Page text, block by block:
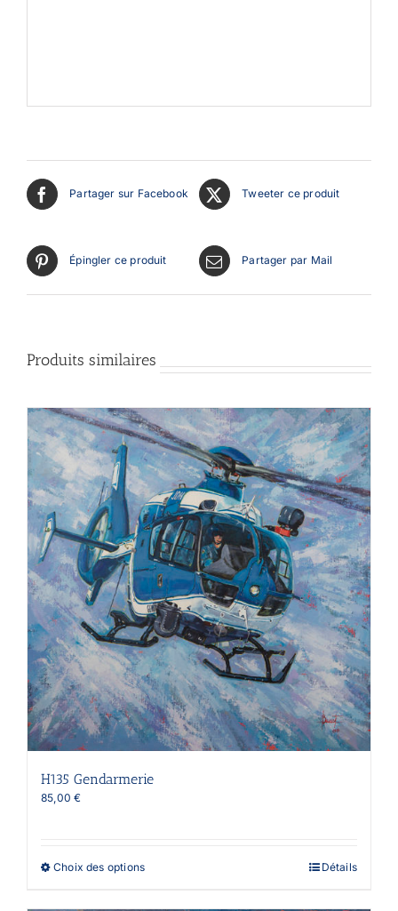
Partager sur Facebook Tweeter ce produit
Épingler ce produit Partager par Mail
Produits similaires
H135 Gendarmerie
85,00€
Choix des optionsCe
Détails